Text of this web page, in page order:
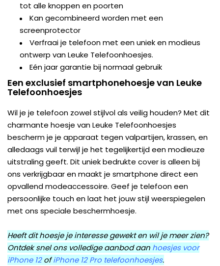
tot alle knoppen en poorten
Kan gecombineerd worden met een
screenprotector
Verfraai je telefoon met een uniek en modieus
ontwerp van Leuke Telefoonhoesjes.
Eén jaar garantie bij normaal gebruik
Een exclusief smartphonehoesje van Leuke
Telefoonhoesjes
Wil je je telefoon zowel stijlvol als veilig houden? Met dit
charmante hoesje van Leuke Telefoonhoesjes
bescherm je je apparaat tegen valpartijen, krassen, en
alledaags vuil terwijl je het tegelijkertijd een modieuze
uitstraling geeft. Dit uniek bedrukte cover is alleen bij
ons verkrijgbaar en maakt je smartphone direct een
opvallend modeaccessoire. Geef je telefoon een
persoonlijke touch en laat het jouw stijl weerspiegelen
met ons speciale beschermhoesje.
Heeft dit hoesje je interesse gewekt en wil je meer zien?
Ontdek snel ons volledige aanbod aan hoesjes voor
iPhone 12ofiPhone 12 Pro telefoonhoesjes.